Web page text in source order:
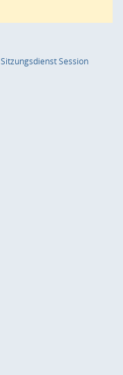
SitzungsdienstSession(Wird in